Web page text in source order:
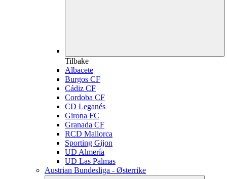
Tilbake
Albacete
Burgos CF
Cádiz CF
Cordoba CF
CD Leganés
Girona FC
Granada CF
RCD Mallorca
Sporting Gijon
UD Almería
UD Las Palmas
Austrian Bundesliga - Østerrike